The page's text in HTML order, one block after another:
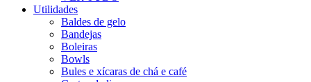
Utilidades
Baldes de gelo
Bandejas
Boleiras
Bowls
Bules e xícaras de chá e café